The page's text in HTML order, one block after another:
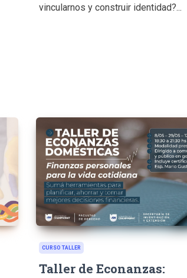
vincularnos y construir identidad?...
CURSO TALLER
Taller de Econanzas: